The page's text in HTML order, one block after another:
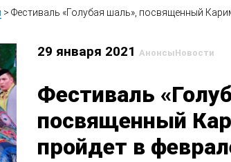
> Фестиваль «Голубая шаль», посвященный
29 января 2021АнонсыНовости
Фестиваль
посвященный
пройдет в